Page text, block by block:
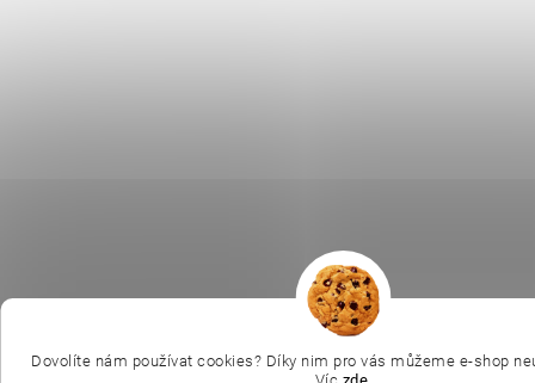
Dovolíte nám používat cookies? Díky nim pro vás můžeme e-shop